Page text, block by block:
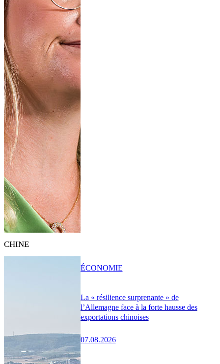
CHINE
La « résilience surprenante » de
l’Allemagne face à la forte hausse des
exportations chinoises
07.08.2026
ÉCONOMIE